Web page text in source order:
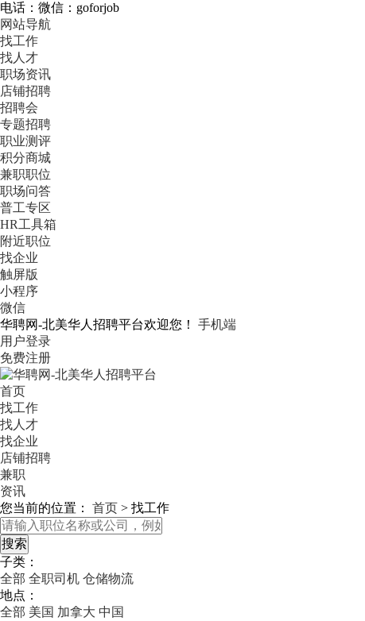
电话：微信：goforjob
网站导航
找工作
找人才
职场资讯
店铺招聘
招聘会
专题招聘
职业测评
积分商城
兼职职位
职场问答
普工专区
HR工具箱
附近职位
找企业
触屏版
小程序
微信
华聘网-北美华人招聘平台欢迎您！
手机端
用户登录
免费注册
首页
找工作
找人才
找企业
店铺招聘
兼职
资讯
您当前的位置： 首页 > 找工作
子类：
全部 全职司机 仓储物流
地点：
全部 美国 加拿大 中国